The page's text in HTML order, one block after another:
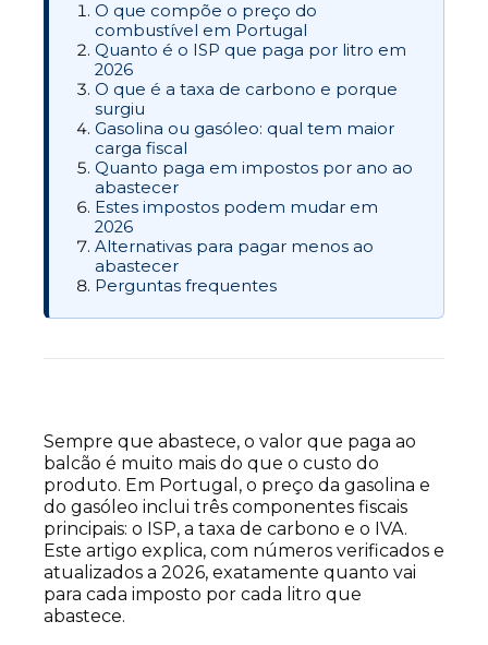
O que compõe o preço do
combustível em Portugal
Quanto é o ISP que paga por litro em
2026
O que é a taxa de carbono e porque
surgiu
Gasolina ou gasóleo: qual tem maior
carga fiscal
Quanto paga em impostos por ano ao
abastecer
Estes impostos podem mudar em
2026
Alternativas para pagar menos ao
abastecer
Perguntas frequentes
Sempre que abastece, o valor que paga ao
balcão é muito mais do que o custo do
produto. Em Portugal, o preço da gasolina e
do gasóleo inclui três componentes fiscais
principais: o ISP, a taxa de carbono e o IVA.
Este artigo explica, com números verificados e
atualizados a 2026, exatamente quanto vai
para cada imposto por cada litro que
abastece.